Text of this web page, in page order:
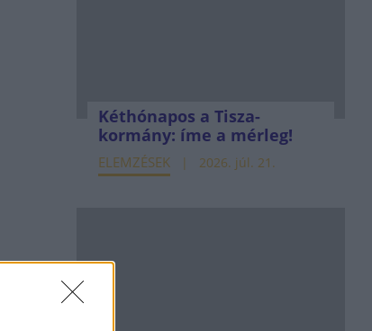
Kéthónapos a Tisza-
kormány: íme a mérleg!
ELEMZÉSEK 2026. júl. 21.